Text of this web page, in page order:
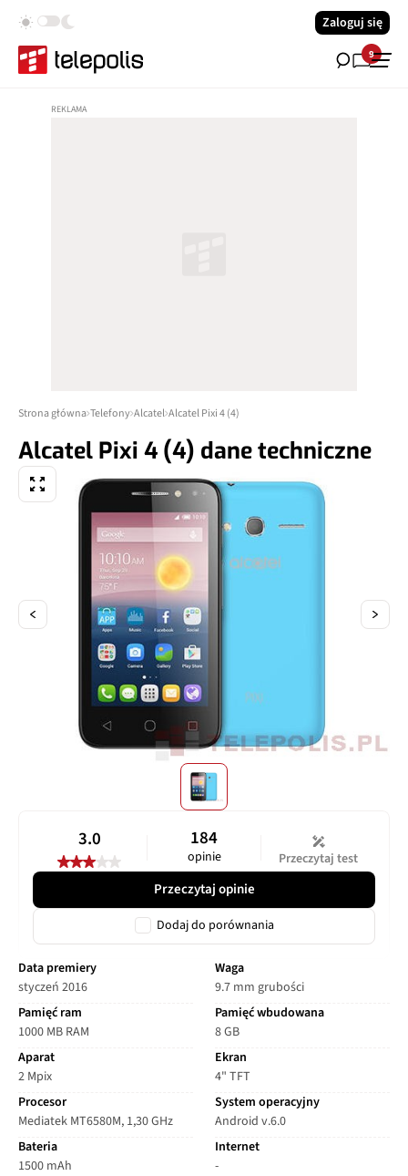
Zaloguj się
9
Strona główna Telefony Alcatel Alcatel Pixi 4 (4)
Alcatel Pixi 4 (4) dane techniczne
3.0 184
opinie Przeczytaj test
Przeczytaj opinie
Dodaj do porównania
Data premiery
styczeń 2016
Pamięć ram
1000 MB RAM
Aparat
2 Mpix
Procesor
Mediatek MT6580M, 1,30 GHz
Bateria
1500 mAh
Waga
9.7 mm grubości
Pamięć wbudowana
8 GB
Ekran
4" TFT
System operacyjny
Android v.6.0
Internet
-